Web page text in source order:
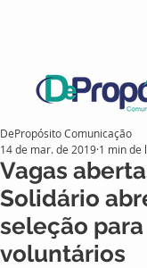
Vagas
Solidário
seleção
voluntários
DePropósito Comunicação
14 de mar. de 2019 1 min de